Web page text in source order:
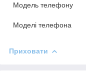
Модель телефону
Моделі телефона
Приховати